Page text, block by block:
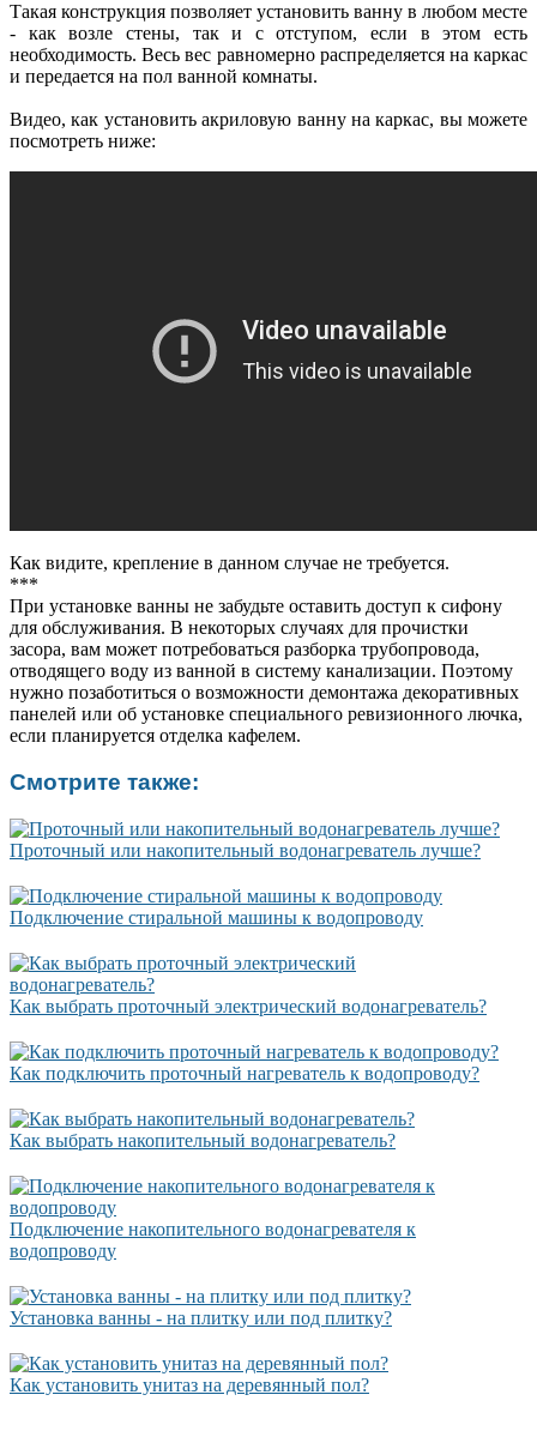
Такая конструкция позволяет установить ванну в любом месте
- как возле стены, так и с отступом, если в этом есть
необходимость. Весь вес равномерно распределяется на каркас
и передается на пол ванной комнаты.
Видео, как установить акриловую ванну на каркас, вы можете
посмотреть ниже:
Как видите, крепление в данном случае не требуется.
***
При установке ванны не забудьте оставить доступ к сифону
для обслуживания. В некоторых случаях для прочистки
засора, вам может потребоваться разборка трубопровода,
отводящего воду из ванной в систему канализации. Поэтому
нужно позаботиться о возможности демонтажа декоративных
панелей или об установке специального ревизионного лючка,
если планируется отделка кафелем.
Смотрите также:
Проточный или накопительный водонагреватель лучше?
Подключение стиральной машины к водопроводу
Как выбрать проточный электрический водонагреватель?
Как подключить проточный нагреватель к водопроводу?
Как выбрать накопительный водонагреватель?
Подключение накопительного водонагревателя к
водопроводу
Установка ванны - на плитку или под плитку?
Как установить унитаз на деревянный пол?